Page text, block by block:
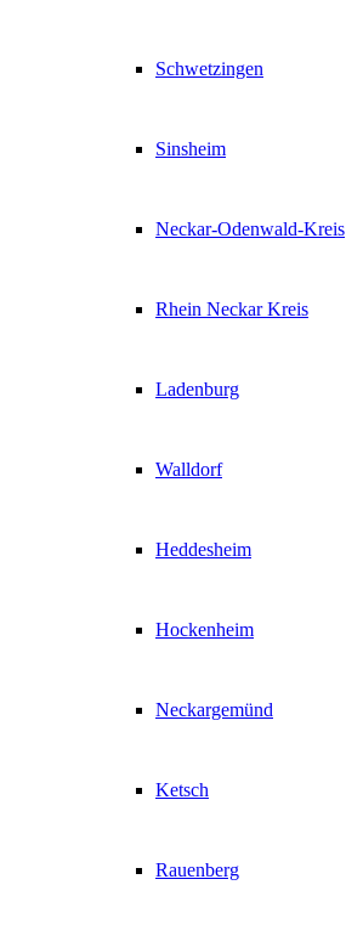
Schwetzingen
Sinsheim
Neckar-Odenwald-Kreis
Rhein Neckar Kreis
Ladenburg
Walldorf
Heddesheim
Hockenheim
Neckargemünd
Ketsch
Rauenberg